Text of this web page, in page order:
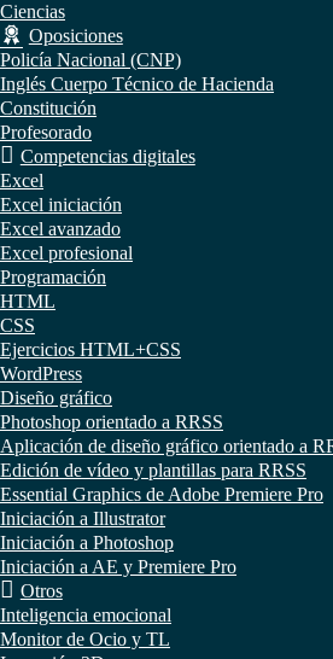
Ciencias
Oposiciones
Policía Nacional (CNP)
Inglés Cuerpo Técnico de Hacienda
Constitución
Profesorado
Competencias digitales
Excel
Excel iniciación
Excel avanzado
Excel profesional
Programación
HTML
CSS
Ejercicios HTML+CSS
WordPress
Diseño gráfico
Photoshop orientado a RRSS
Aplicación de diseño gráfico orientado a
Edición de vídeo y plantillas para RRSS
Essential Graphics de Adobe Premiere Pro
Iniciación a Illustrator
Iniciación a Photoshop
Iniciación a AE y Premiere Pro
Otros
Inteligencia emocional
Monitor de Ocio y TL